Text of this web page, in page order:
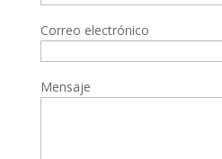
Correo electrónico
Mensaje